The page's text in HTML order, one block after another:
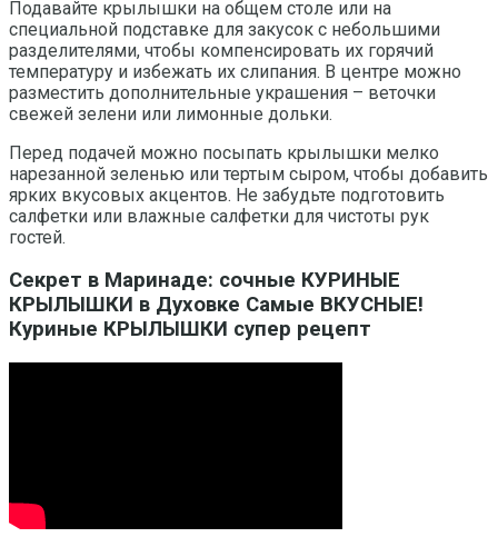
Подавайте крылышки на общем столе или на
специальной подставке для закусок с небольшими
разделителями, чтобы компенсировать их горячий
температуру и избежать их слипания. В центре можно
разместить дополнительные украшения – веточки
свежей зелени или лимонные дольки.
Перед подачей можно посыпать крылышки мелко
нарезанной зеленью или тертым сыром, чтобы добавить
ярких вкусовых акцентов. Не забудьте подготовить
салфетки или влажные салфетки для чистоты рук
гостей.
Секрет в Маринаде: сочные КУРИНЫЕ
КРЫЛЫШКИ в Духовке Самые ВКУСНЫЕ!
Куриные КРЫЛЫШКИ супер рецепт